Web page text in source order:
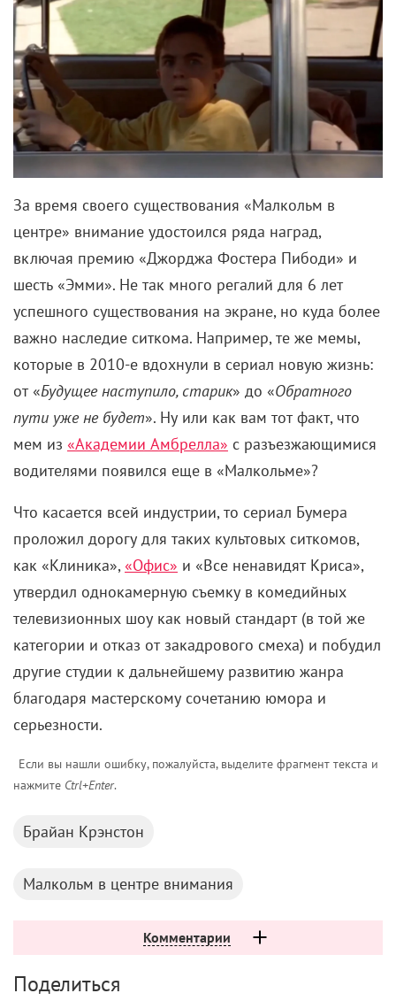
За время своего существования «Малкольм в
центре» внимание удостоился ряда наград,
включая премию «Джорджа Фостера Пибоди» и
шесть «Эмми». Не так много регалий для 6 лет
успешного существования на экране, но куда более
важно наследие ситкома. Например, те же мемы,
которые в 2010-е вдохнули в сериал новую жизнь:
от «Будущее наступило, старик» до «Обратного
пути уже не будет». Ну или как вам тот факт, что
мем из «Академии Амбрелла» с разъезжающимися
водителями появился еще в «Малкольме»?
Что касается всей индустрии, то сериал Бумера
проложил дорогу для таких культовых ситкомов,
как «Клиника»,«Офис» и «Все ненавидят Криса»,
утвердил однокамерную съемку в комедийных
телевизионных шоу как новый стандарт (в той же
категории и отказ от закадрового смеха) и побудил
другие студии к дальнейшему развитию жанра
благодаря мастерскому сочетанию юмора и
серьезности.
Если вы нашли ошибку, пожалуйста, выделите фрагмент текста и
нажмите Ctrl+Enter.
Брайан Крэнстон
Малкольм в центре внимания
Комментарии
Поделиться